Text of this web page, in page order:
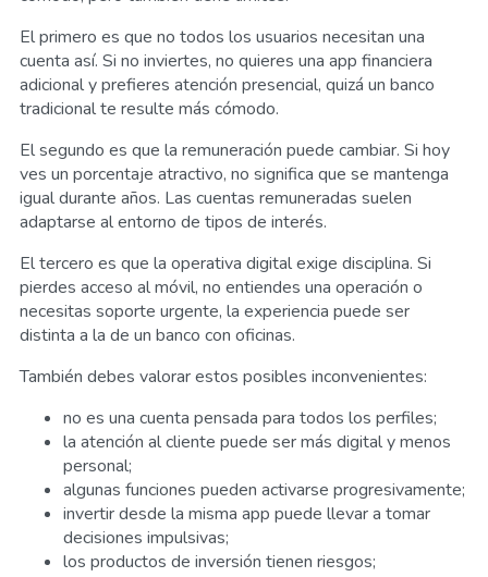
El primero es que no todos los usuarios necesitan una
cuenta así. Si no inviertes, no quieres una app financiera
adicional y prefieres atención presencial, quizá un banco
tradicional te resulte más cómodo.
El segundo es que la remuneración puede cambiar. Si hoy
ves un porcentaje atractivo, no significa que se mantenga
igual durante años. Las cuentas remuneradas suelen
adaptarse al entorno de tipos de interés.
El tercero es que la operativa digital exige disciplina. Si
pierdes acceso al móvil, no entiendes una operación o
necesitas soporte urgente, la experiencia puede ser
distinta a la de un banco con oficinas.
También debes valorar estos posibles inconvenientes:
no es una cuenta pensada para todos los perfiles;
la atención al cliente puede ser más digital y menos
personal;
algunas funciones pueden activarse progresivamente;
invertir desde la misma app puede llevar a tomar
decisiones impulsivas;
los productos de inversión tienen riesgos;